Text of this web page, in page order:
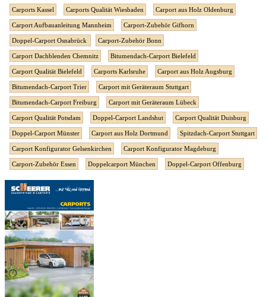
Carports Kassel Carports Qualität Wiesbaden Carport aus Holz Oldenburg
Carport Aufbauanleitung Mannheim Carport-Zubehör Gifhorn
Doppel-Carport Osnabrück Carport-Zubehör Bonn
Carport Dachblenden Chemnitz Bitumendach-Carport Bielefeld
Carport Qualität Bielefeld Carports Karlsruhe Carport aus Holz Augsburg
Bitumendach-Carport Trier Carport mit Geräteraum Stuttgart
Bitumendach-Carport Freiburg Carport mit Geräteraum Lübeck
Carport Qualität Potsdam Doppel-Carport Landshut Carport Qualität Duisburg
Doppel-Carport Münster Carport aus Holz Dortmund Spitzdach-Carport Stuttgart
Carport Konfigurator Gelsenkirchen Carport Konfigurator Magdeburg
Carport-Zubehör Essen Doppelcarport München Doppel-Carport Offenburg